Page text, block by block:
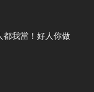
都我當！好人你做